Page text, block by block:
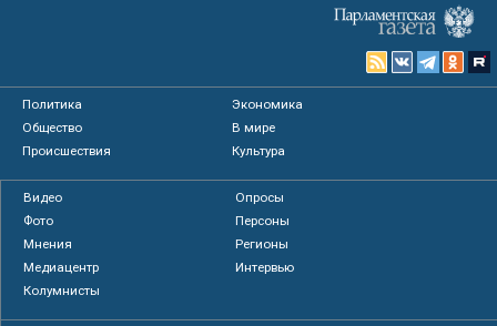
Политика
Экономика
Общество
В мире
Происшествия
Культура
Видео
Опросы
Фото
Персоны
Мнения
Регионы
Медиацентр
Интервью
Колумнисты